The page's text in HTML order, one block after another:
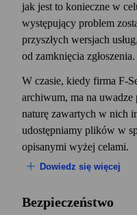
się (ujawniamy je i
w zakresie
internetowymi itp.),
rozpowszechniają
świadczą do nich
wyłącznie do danych
wykonywania
zarządzanie
usługami,
problemów,
środowisko dla
jak jest to konieczne w
występujący problem
przyszłych wersjach
od zamknięcia zgłoszenia.
W czasie, kiedy firma
archiwum, ma na
naturę zawartych w nich
udostępniamy plików w
opisanymi wyżej celami.
Dowiedz się więcej
przechowywania dla
Bezpieczeństwo